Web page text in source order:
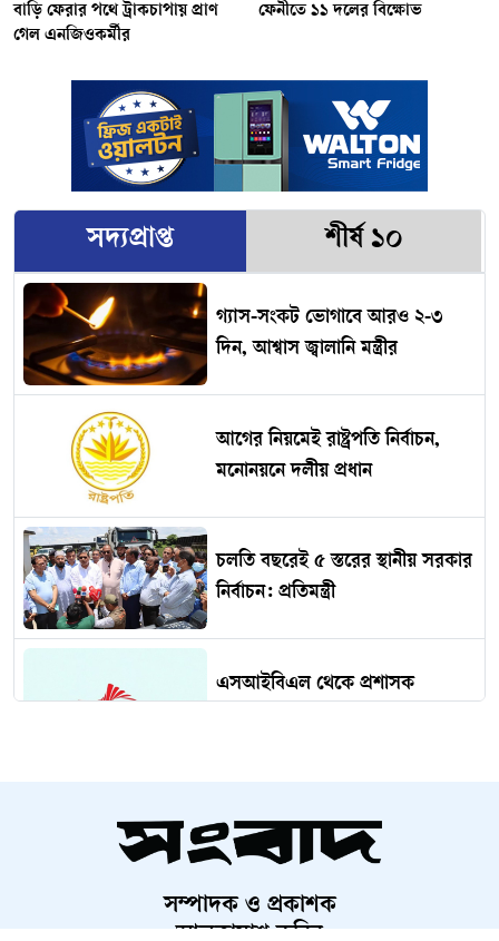
বাড়ি ফেরার পথে ট্রাকচাপায় প্রাণ
গেল এনজিওকর্মীর
ফেনীতে ১১ দলের বিক্ষোভ
সদ্যপ্রাপ্ত শীর্ষ ১০
গ্যাস-সংকট ভোগাবে আরও ২-৩
দিন, আশ্বাস জ্বালানি মন্ত্রীর
আগের নিয়মেই রাষ্ট্রপতি নির্বাচন,
মনোনয়নে দলীয় প্রধান
চলতি বছরেই ৫ স্তরের স্থানীয় সরকার
নির্বাচন: প্রতিমন্ত্রী
এসআইবিএল থেকে প্রশাসক
উদ্বোধন ১৬ আগস্ট
চব্বিশের জুলাই: রাষ্ট্র রূপান্তরের
সম্পাদক ও প্রকাশক
আলতামাশ কবির